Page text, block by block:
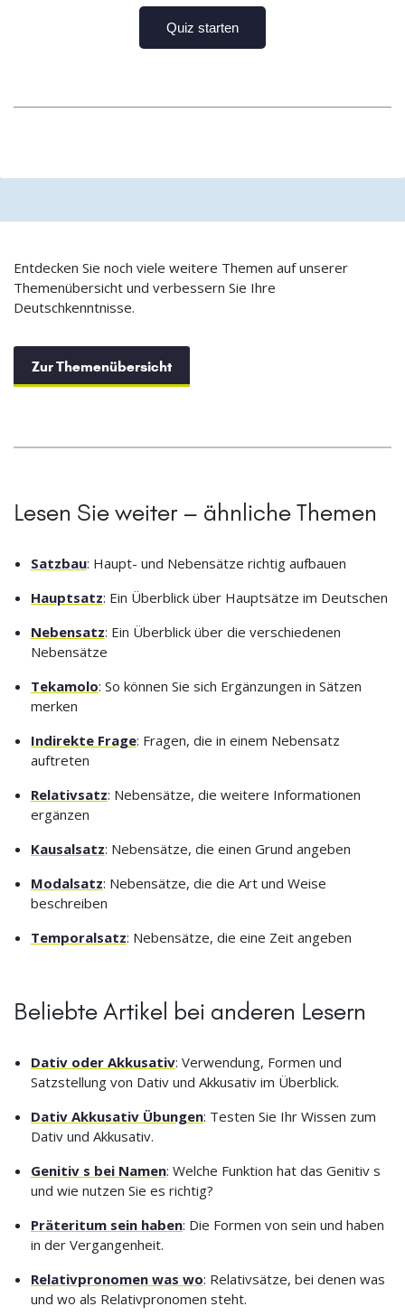
Entdecken Sie noch viele weitere Themen auf unserer
Themenübersicht und verbessern Sie Ihre
Deutschkenntnisse.
Zur Themenübersicht
Lesen Sie weiter – ähnliche Themen
Satzbau: Haupt- und Nebensätze richtig aufbauen
Hauptsatz: Ein Überblick über Hauptsätze im Deutschen
Nebensatz: Ein Überblick über die verschiedenen
Nebensätze
Tekamolo: So können Sie sich Ergänzungen in Sätzen
merken
Indirekte Frage: Fragen, die in einem Nebensatz
auftreten
Relativsatz: Nebensätze, die weitere Informationen
ergänzen
Kausalsatz: Nebensätze, die einen Grund angeben
Modalsatz: Nebensätze, die die Art und Weise
beschreiben
Temporalsatz: Nebensätze, die eine Zeit angeben
Beliebte Artikel bei anderen Lesern
Dativ oder Akkusativ: Verwendung, Formen und
Satzstellung von Dativ und Akkusativ im Überblick.
Dativ Akkusativ Übungen: Testen Sie Ihr Wissen zum
Dativ und Akkusativ.
Genitiv s bei Namen: Welche Funktion hat das Genitiv s
und wie nutzen Sie es richtig?
Präteritum sein haben: Die Formen von sein und haben
in der Vergangenheit.
Relativpronomen was wo: Relativsätze, bei denen was
und wo als Relativpronomen steht.